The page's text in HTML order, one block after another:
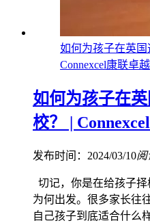
如何为孩子在英
Connexcel康联卓
如何为孩子在
校？ |
发布时间：2024/03/10阅
切记，你是在给孩
为何出发。很多家长
自己孩子到底适合什么